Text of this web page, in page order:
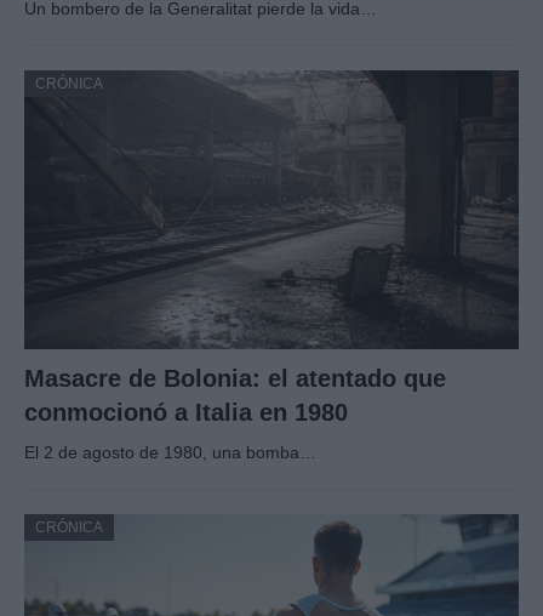
Un bombero de la Generalitat pierde la vida…
CRÓNICA
Masacre de Bolonia: el atentado que
conmocionó a Italia en 1980
El 2 de agosto de 1980, una bomba…
CRÓNICA